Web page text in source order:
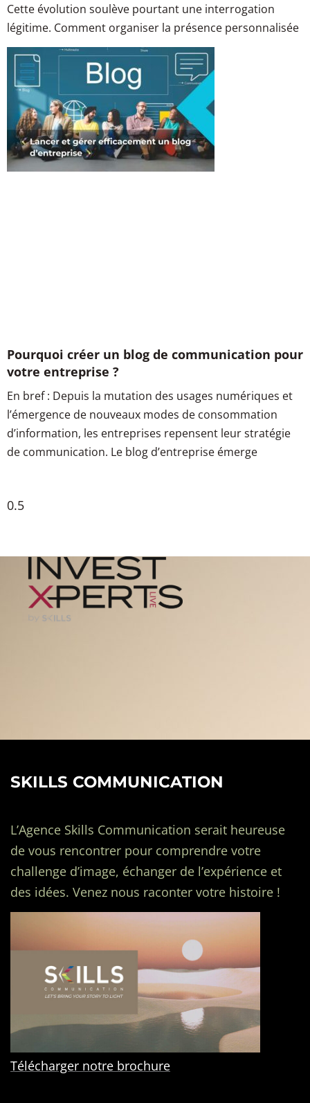
Cette évolution soulève pourtant une interrogation
légitime. Comment organiser la présence personnalisée
Pourquoi créer un blog de communication pour
votre entreprise ?
En bref : Depuis la mutation des usages numériques et
l’émergence de nouveaux modes de consommation
d’information, les entreprises repensent leur stratégie
de communication. Le blog d’entreprise émerge
SKILLS COMMUNICATION
L’Agence Skills Communication serait heureuse
de vous rencontrer pour comprendre votre
challenge d’image, échanger de l’expérience et
des idées. Venez nous raconter votre histoire !
Télécharger notre brochure